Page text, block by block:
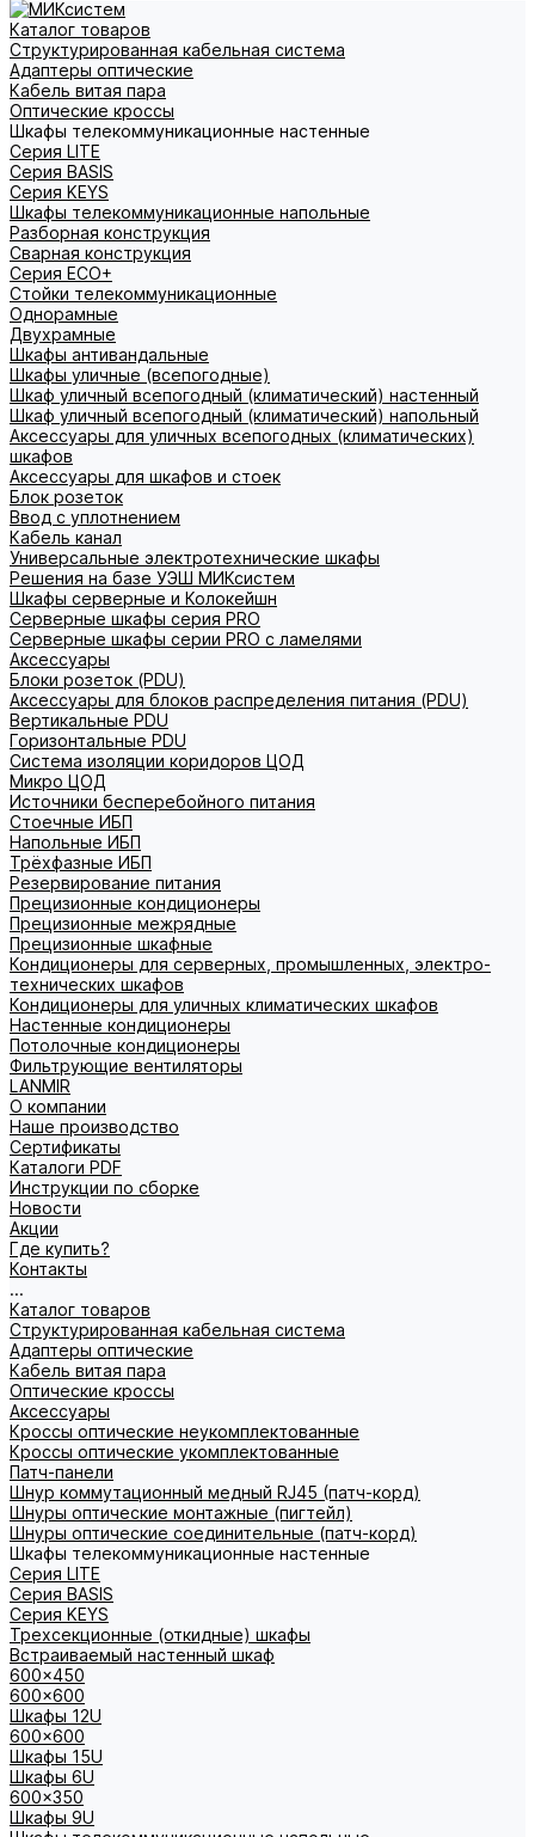
Каталог товаров
Структурированная кабельная система
Адаптеры оптические
Кабель витая пара
Оптические кроссы
Шкафы телекоммуникационные настенные
Cерия LITE
Cерия BASIS
Cерия KEYS
Шкафы телекоммуникационные напольные
Разборная конструкция
Сварная конструкция
Серия ECO+
Стойки телекоммуникационные
Однорамные
Двухрамные
Шкафы антивандальные
Шкафы уличные (всепогодные)
Шкаф уличный всепогодный (климатический) настенный
Шкаф уличный всепогодный (климатический) напольный
Аксессуары для уличных всепогодных (климатических)
шкафов
Аксессуары для шкафов и стоек
Блок розеток
Ввод с уплотнением
Кабель канал
Универсальные электротехнические шкафы
Решения на базе УЭШ МИКсистем
Шкафы серверные и Колокейшн
Серверные шкафы серия PRO
Серверные шкафы серии PRO с ламелями
Аксессуары
Блоки розеток (PDU)
Аксессуары для блоков распределения питания (PDU)
Вертикальные PDU
Горизонтальные PDU
Система изоляции коридоров ЦОД
Микро ЦОД
Источники бесперебойного питания
Стоечные ИБП
Напольные ИБП
Трёхфазные ИБП
Резервирование питания
Прецизионные кондиционеры
Прецизионные межрядные
Прецизионные шкафные
Кондиционеры для серверных, промышленных, электро-
технических шкафов
Кондиционеры для уличных климатических шкафов
Настенные кондиционеры
Потолочные кондиционеры
Фильтрующие вентиляторы
LANMIR
О компании
Наше производство
Сертификаты
Каталоги PDF
Инструкции по сборке
Новости
Акции
Где купить?
Контакты
...
Каталог товаров
Структурированная кабельная система
Адаптеры оптические
Кабель витая пара
Оптические кроссы
Аксессуары
Кроссы оптические неукомплектованные
Кроссы оптические укомплектованные
Патч-панели
Шнур коммутационный медный RJ45 (патч-корд)
Шнуры оптические монтажные (пигтейл)
Шнуры оптические соединительные (патч-корд)
Шкафы телекоммуникационные настенные
Cерия LITE
Cерия BASIS
Cерия KEYS
Трехсекционные (откидные) шкафы
Встраиваемый настенный шкаф
600x450
600x600
Шкафы 12U
600x600
Шкафы 15U
Шкафы 6U
600x350
Шкафы 9U